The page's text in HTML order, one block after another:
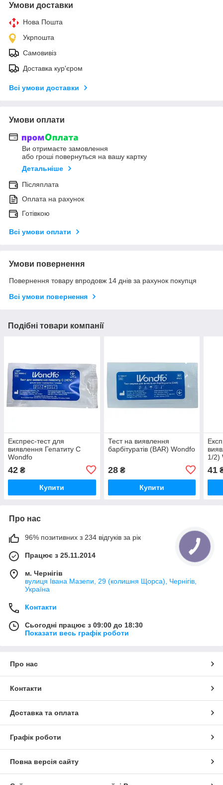
Умови доставки
Нова Пошта
Укрпошта
Самовивіз
Доставка кур'єром
Всі умови доставки
Умови оплати
Ви отримаєте замовлення
або гроші повернуться на вашу картку
Детальніше
Післяплата
Оплата на рахунок
Готівкою
Всі умови оплати
Умови повернення
Повернення товару впродовж 14 днів за рахунок покупця
Всі умови повернення
Подібні товари компанії
Експрес-тест для
виявлення Гепатиту C
Wondfo
42 ₴
Купити
Тест на виявлення
барбітуратів (BAR) Wondfo
28₴
Купити
1/2)
41
Про нас
96% позитивних з 234 відгуків за рік
Працює з 25.11.2014
м. Чернігів
вулиця Івана Мазепи, 29 (колишня Щорса), Чернігів,
Україна
Контакти
Сьогодні працює з 09:00 до 18:30
Показати весь графік роботи
Про нас
Контакти
Доставка та оплата
Графік роботи
Повна версія сайту